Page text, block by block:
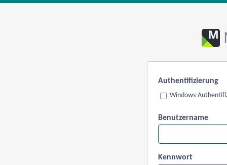
Authentifizierung
Windows-
Benutzername
Kennwort